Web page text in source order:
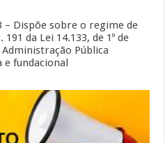
– Dispõe sobre o regime de
da Lei 14.133, de 1º de
Pública
e fundacional